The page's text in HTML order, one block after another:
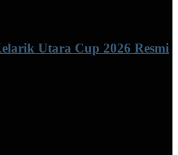
Utara Cup 2026 Resmi